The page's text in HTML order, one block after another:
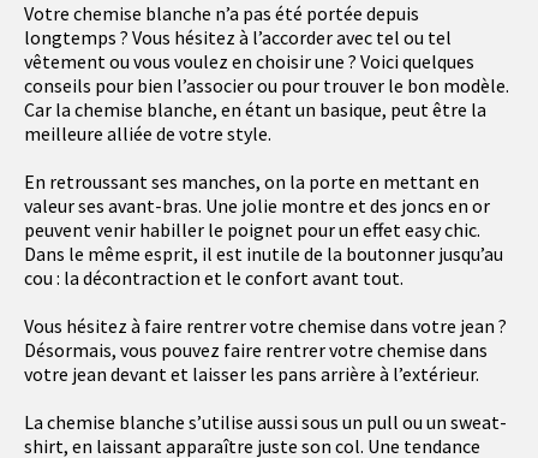
Votre chemise blanche n’a pas été portée depuis
longtemps ? Vous hésitez à l’accorder avec tel ou tel
vêtement ou vous voulez en choisir une ? Voici quelques
conseils pour bien l’associer ou pour trouver le bon modèle.
Car la chemise blanche, en étant un basique, peut être la
meilleure alliée de votre style.
En retroussant ses manches, on la porte en mettant en
valeur ses avant-bras. Une jolie montre et des joncs en or
peuvent venir habiller le poignet pour un effet easy chic.
Dans le même esprit, il est inutile de la boutonner jusqu’au
cou : la décontraction et le confort avant tout.
Vous hésitez à faire rentrer votre chemise dans votre jean ?
Désormais, vous pouvez faire rentrer votre chemise dans
votre jean devant et laisser les pans arrière à l’extérieur.
La chemise blanche s’utilise aussi sous un pull ou un sweat-
shirt, en laissant apparaître juste son col. Une tendance